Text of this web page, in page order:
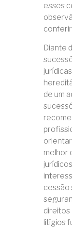
esses
Diante
de um
melhor
cessão
direitos
litígios